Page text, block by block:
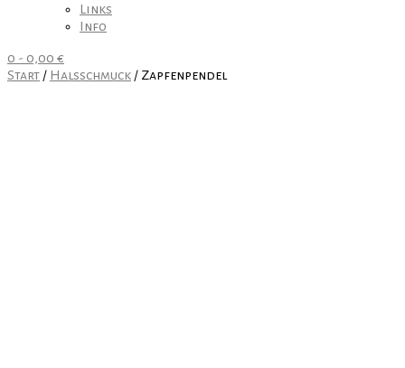
Links
Info
0 - 0,00 €
Start / Halsschmuck / Zapfenpendel